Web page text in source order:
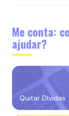
Me conta:
ajudar?
Quitar Dívidas